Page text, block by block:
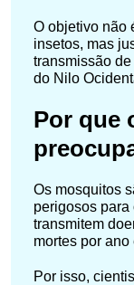
O objetivo não
insetos, mas
transmissão
do Nilo
Por que
Os mosquitos
perigosos para
transmitem
mortes por ano
Por isso,